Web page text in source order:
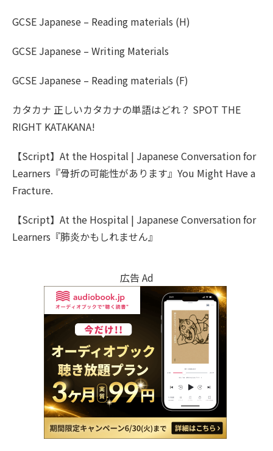
GCSE Japanese – Reading materials (H)
GCSE Japanese – Writing Materials
GCSE Japanese – Reading materials (F)
カタカナ 正しいカタカナの単語はどれ？ SPOT THE
RIGHT KATAKANA!
【Script】At the Hospital | Japanese Conversation for
Learners『骨折の可能性があります』You Might Have a
Fracture.
【Script】At the Hospital | Japanese Conversation for
Learners『肺炎かもしれません』
広告 Ad